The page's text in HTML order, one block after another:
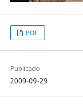
PDF
Publicado
2009-09-29